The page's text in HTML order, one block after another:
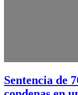
Sentencia de